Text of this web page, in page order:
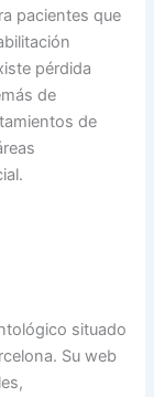
pacientes que
pérdida
de
de
situado
Su web